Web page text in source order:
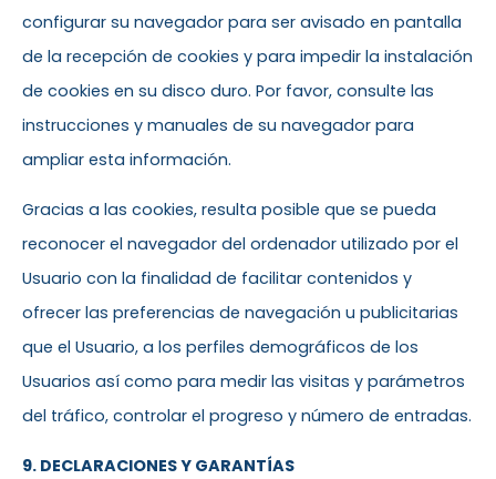
configurar su navegador para ser avisado en pantalla
de la recepción de cookies y para impedir la instalación
de cookies en su disco duro. Por favor, consulte las
instrucciones y manuales de su navegador para
ampliar esta información.
Gracias a las cookies, resulta posible que se pueda
reconocer el navegador del ordenador utilizado por el
Usuario con la finalidad de facilitar contenidos y
ofrecer las preferencias de navegación u publicitarias
que el Usuario, a los perfiles demográficos de los
Usuarios así como para medir las visitas y parámetros
del tráfico, controlar el progreso y número de entradas.
9. DECLARACIONES Y GARANTÍAS